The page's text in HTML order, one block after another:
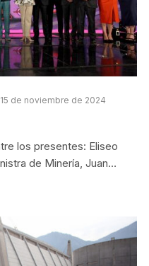
15 de noviembre de 2024
los presentes: Eliseo
de Minería, Juan…